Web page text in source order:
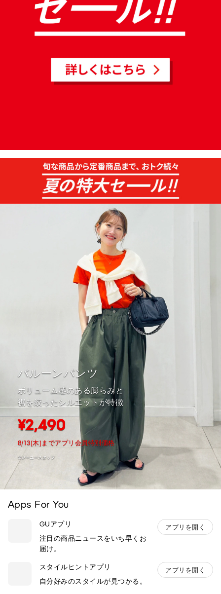
バルーンパンツ
ボリューム感のある膨らみと
裾を絞ったシルエットが特徴
¥2,490
8/13(木)までアプリ会員特別価格
※ジーユースタッフ
Apps For You
GUアプリ
注目の商品ニュースをいち早くお
届け。
アプリを開く
スタイルヒントアプリ
自分好みのスタイルが見つかる。
アプリを開く